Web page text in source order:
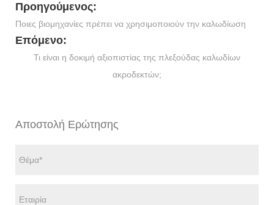
Προηγούμενος:
Ποιες βιομηχανίες πρέπει να χρησιμοποιούν την καλωδίωση
Επόμενο:
Τι είναι η δοκιμή αξιοπιστίας της πλεξούδας καλωδίων
ακροδεκτών;
Αποστολή Ερώτησης